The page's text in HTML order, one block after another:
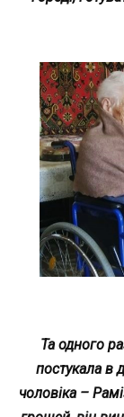
Та одного
постукала в
чоловіка –